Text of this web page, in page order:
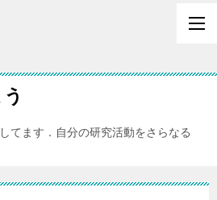
てます．自分の研究活動をさらなる